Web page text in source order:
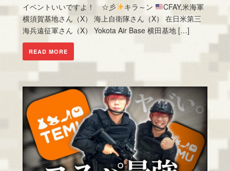
イベントいいですよ！ ☆彡 キラ～ン
CFAY,米海軍
横須賀基地さん（X） 海上自衛隊さん（X） 在日米第三
海兵遠征軍さん（X） Yokota Air Base 横田基地 […]
READ MORE